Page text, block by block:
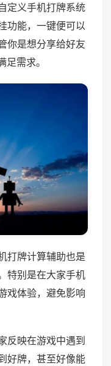
定义手机打牌系统
功能，一键便可以
你是想分享给好友
需求。
打牌计算辅助也是
特别是在大家手机
戏体验，避免影响
反映在游戏中遇到
好牌，甚至好像能